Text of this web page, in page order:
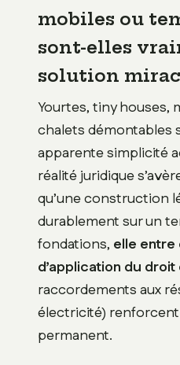
mobiles ou
sont-elles
solution
Yourtes, tiny houses,
chalets démontables
apparente simplicité
réalité juridique
qu’une construction
durablement sur un
fondations, elle entre
d’application du droit
raccordements aux
électricité)
permanent.